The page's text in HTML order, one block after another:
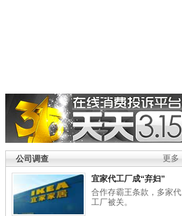
更多
公司调查
宜家代工厂成“弃妇”
合作存霸王条款，多家代
工厂被关。